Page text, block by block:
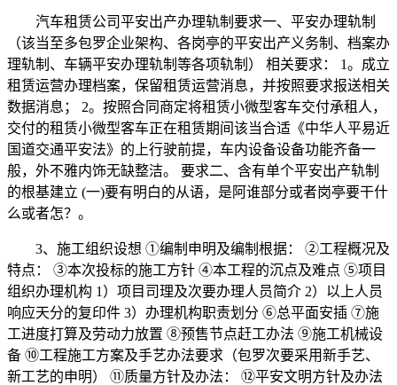
汽车租赁公司平安出产办理轨制要求一、平安办理轨制
（该当至多包罗企业架构、各岗亭的平安出产义务制、档案办
理轨制、车辆平安办理轨制等各项轨制） 相关要求： 1。成立
租赁运营办理档案，保留租赁运营消息，并按照要求报送相关
数据消息； 2。按照合同商定将租赁小微型客车交付承租人，
交付的租赁小微型客车正在租赁期间该当合适《中华人平易近
国道交通平安法》的上行驶前提，车内设备设备功能齐备一
般，外不雅内饰无缺整洁。 要求二、含有单个平安出产轨制
的根基建立 (一)要有明白的从语，是阿谁部分或者岗亭要干什
么或者怎？。
3、施工组织设想 ①编制申明及编制根据： ②工程概况及
特点： ③本次投标的施工方针 ④本工程的沉点及难点 ⑤项目
组织办理机构 1）项目司理及次要办理人员简介 2）以上人员
响应天分的复印件 3）办理机构职责划分 ⑥总平面安插 ⑦施
工进度打算及劳动力放置 ⑧预售节点赶工办法 ⑨施工机械设
备 ⑩工程施工方案及手艺办法要求（包罗次要采用新手艺、
新工艺的申明） ⑪质量方针及办法： ⑫平安文明方针及办法